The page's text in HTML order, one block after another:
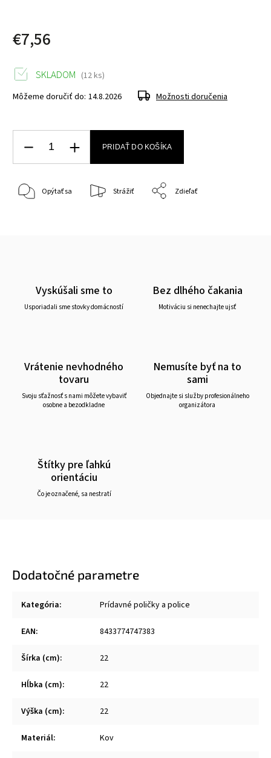
€7,56
SKLADOM (12 ks)
Môžeme doručiť do: 14.8.2026 Možnosti doručenia
PRIDAŤ DO KOŠÍKA
Opýtať sa Strážiť Zdieľať
Vyskúšali sme to
Usporiadali sme stovky domácností
Bez dlhého čakania
Motiváciu si nenechajte ujsť
Vrátenie nevhodného
tovaru
Svoju sťažnosť s nami môžete vybaviť
osobne a bezodkladne
Nemusíte byť na to
sami
Objednajte si služby profesionálneho
organizátora
Štítky pre ľahkú
orientáciu
Čo je označené, sa nestratí
Dodatočné parametre
Kategória: Prídavné poličky a police
EAN: 8433774747383
Šírka (cm): 22
Hĺbka (cm): 22
Výška (cm): 22
Materiál: Kov